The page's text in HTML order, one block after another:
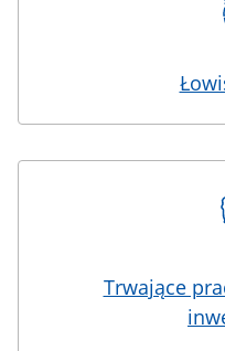
Trwające